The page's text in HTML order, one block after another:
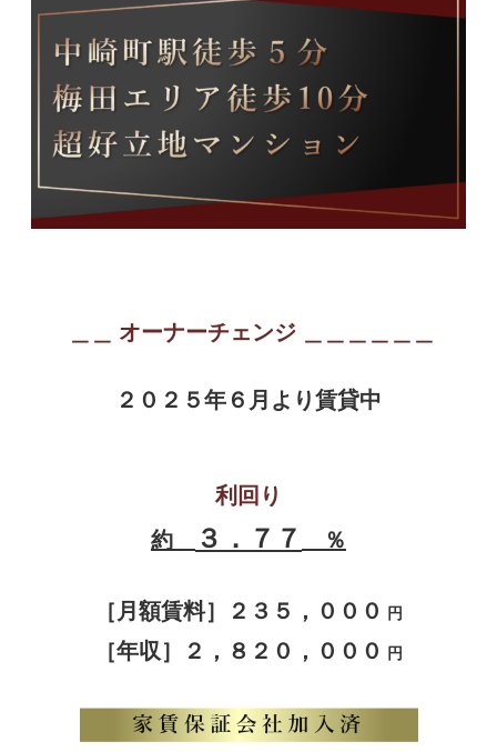
＿＿ オーナーチェンジ ＿
２０２５年６月より賃貸中
利回り
約
３．７７ ％
［月額賃料］２３５，０００ 円
［年収］２，８２０，０００ 円